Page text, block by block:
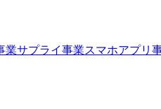
業サプライ事業スマホアプリ